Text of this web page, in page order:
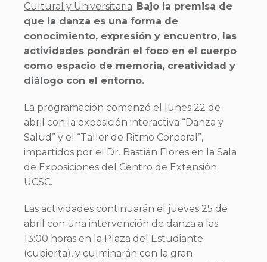
Cultural y Universitaria. Bajo la premisa de
que la danza es una forma de
conocimiento, expresión y encuentro, las
actividades pondrán el foco en el cuerpo
como espacio de memoria, creatividad y
diálogo con el entorno.
La programación comenzó el lunes 22 de
abril con la exposición interactiva “Danza y
Salud” y el “Taller de Ritmo Corporal”,
impartidos por el Dr. Bastián Flores en la Sala
de Exposiciones del Centro de Extensión
UCSC.
Las actividades continuarán el jueves 25 de
abril con una intervención de danza a las
13:00 horas en la Plaza del Estudiante
(cubierta), y culminarán con la gran